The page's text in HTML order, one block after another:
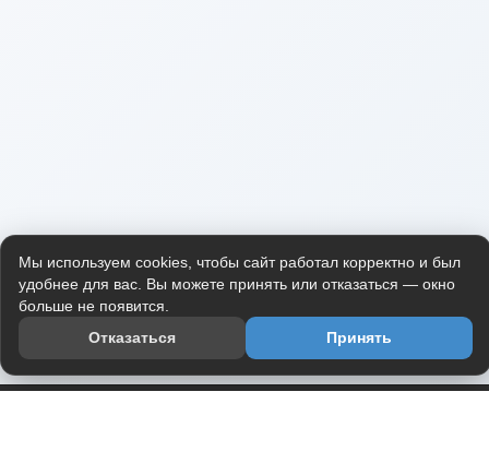
Мы используем cookies, чтобы сайт работал корректно и был
удобнее для вас. Вы можете принять или отказаться — окно
больше не появится.
Отказаться
Принять